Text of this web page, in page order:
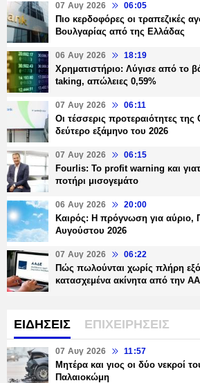
07 Αυγ 2026 06:05
Πιο κερδοφόρες οι τραπεζικές
Βουλγαρίας από της Ελλάδας
06 Αυγ 2026 18:19
Χρηματιστήριο: Λύγισε από το
taking, απώλειες 0,59%
07 Αυγ 2026 06:11
Οι τέσσερις προτεραιότητες της
δεύτερο εξάμηνο του 2026
07 Αυγ 2026 06:15
Fourlis: Το profit warning και
ποτήρι μισογεμάτο
06 Αυγ 2026 20:00
Καιρός: Η πρόγνωση για αύριο,
Αυγούστου 2026
07 Αυγ 2026 06:22
Πώς πωλούνται χωρίς πλήρη
κατασχεμένα ακίνητα από την
ΕΙΔΗΣΕΙΣ ΕΠΙΧΕΙΡΗΣΕΙΣ
07 Αυγ 2026 11:57
Μητέρα και γιος οι δύο νεκροί
Παλαιοκώμη